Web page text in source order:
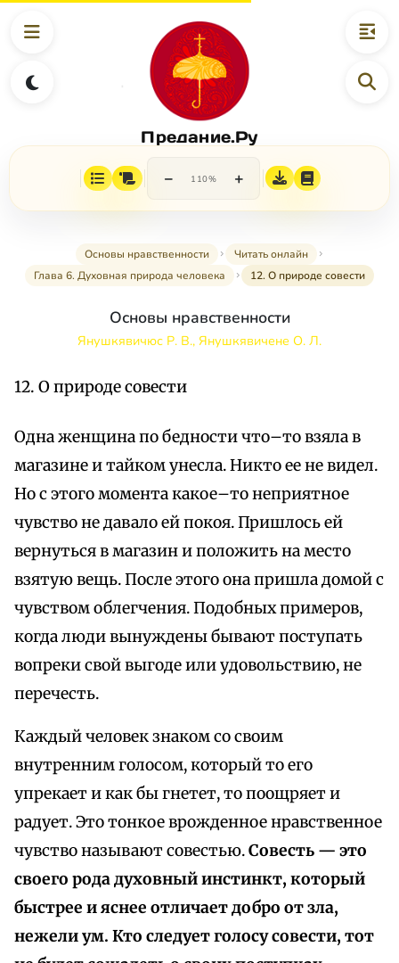
Предание.Ру
− 110% +
Основы нравственности
Читать онлайн
Глава 6. Духовная природа человека
12. О природе совести
Основы нравственности
Янушкявичюс Р. В., Янушкявичене О. Л.
12. О природе совести
Одна женщина по бедности что–то взяла в
магазине и тайком унесла. Никто ее не видел.
Но с этого момента какое–то неприятное
чувство не давало ей покоя. Пришлось ей
вернуться в магазин и положить на место
взятую вещь. После этого она пришла домой с
чувством облегчения. Подобных примеров,
когда люди вынуждены бывают поступать
вопреки свой выгоде или удовольствию, не
перечесть.
Каждый человек знаком со своим
внутренним голосом, который то его
упрекает и как бы гнетет, то поощряет и
радует. Это тонкое врожденное нравственное
чувство называют совестью.Совесть — это
своего рода духовный инстинкт, который
быстрее и яснее отличает добро от зла,
нежели ум. Кто следует голосу совести, тот